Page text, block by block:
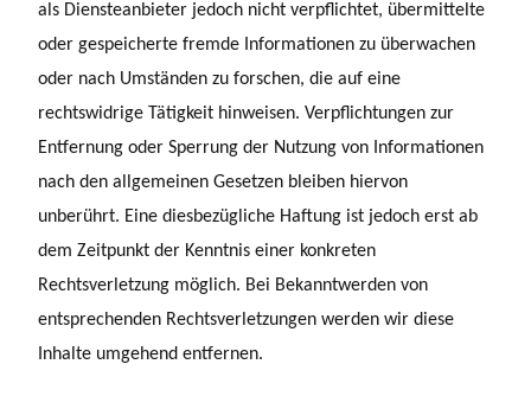
als Diensteanbieter jedoch nicht verpflichtet, übermittelte
oder gespeicherte fremde Informationen zu überwachen
oder nach Umständen zu forschen, die auf eine
rechtswidrige Tätigkeit hinweisen. Verpflichtungen zur
Entfernung oder Sperrung der Nutzung von Informationen
nach den allgemeinen Gesetzen bleiben hiervon
unberührt. Eine diesbezügliche Haftung ist jedoch erst ab
dem Zeitpunkt der Kenntnis einer konkreten
Rechtsverletzung möglich. Bei Bekanntwerden von
entsprechenden Rechtsverletzungen werden wir diese
Inhalte umgehend entfernen.